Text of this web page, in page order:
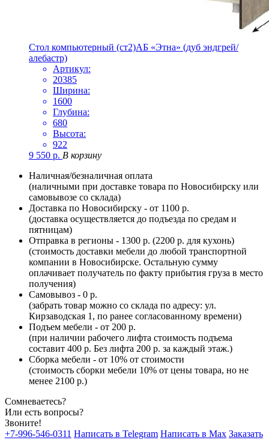
Стол компьютерный (ст2)АБ «Этна» (дуб эндгрей/
алебастр)
Артикул:
20385
Ширина:
1600
Глубина:
680
Высота:
922
9 550 р. В корзину
Наличная/безналичная оплата
(наличными при доставке товара по Новосибирску или
самовывозе со склада)
Доставка по Новосибирску - от 1100 р.
(доставка осуществляется до подъезда по средам и
пятницам)
Отправка в регионы - 1300 р. (2200 р. для кухонь)
(стоимость доставки мебели до любой транспортной
компании в Новосибирске. Остальную сумму
оплачивает получатель по факту прибытия груза в место
получения)
Самовывоз - 0 р.
(забрать товар можно со склада по адресу: ул.
Кирзаводская 1, по ранее согласованному времени)
Подъем мебели - от 200 р.
(при наличии рабочего лифта стоимость подъема
составит 400 р. Без лифта 200 р. за каждый этаж.)
Сборка мебели - от 10% от стоимости
(стоимость сборки мебели 10% от цены товара, но не
менее 2100 р.)
Сомневаетесь?
Или есть вопросы?
Звоните!
+7-996-546-0311 Написать в Telegram Написать в Max Заказать